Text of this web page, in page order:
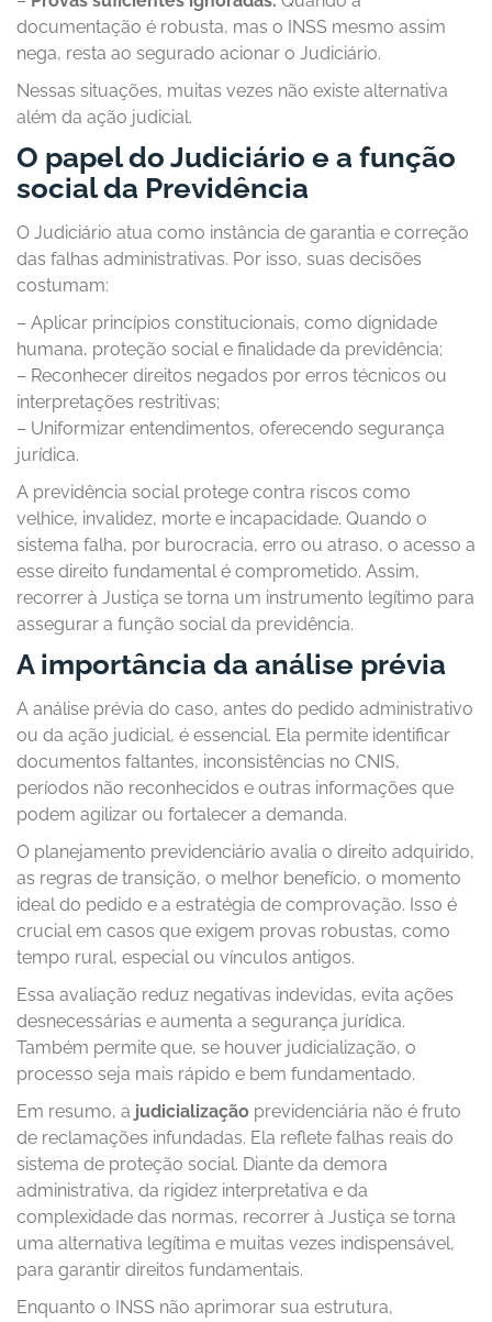
documentação é robusta, mas o INSS mesmo assim
nega, resta ao segurado acionar o Judiciário.
Nessas situações, muitas vezes não existe alternativa
além da ação judicial.
O papel do Judiciário e a função
social da Previdência
O Judiciário atua como instância de garantia e correção
das falhas administrativas. Por isso, suas decisões
costumam:
– Aplicar princípios constitucionais, como dignidade
humana, proteção social e finalidade da previdência;
– Reconhecer direitos negados por erros técnicos ou
interpretações restritivas;
– Uniformizar entendimentos, oferecendo segurança
jurídica.
A previdência social protege contra riscos como
velhice, invalidez, morte e incapacidade. Quando o
sistema falha, por burocracia, erro ou atraso, o acesso a
esse direito fundamental é comprometido. Assim,
recorrer à Justiça se torna um instrumento legítimo para
assegurar a função social da previdência.
A importância da análise prévia
A análise prévia do caso, antes do pedido administrativo
ou da ação judicial, é essencial. Ela permite identificar
documentos faltantes, inconsistências no CNIS,
períodos não reconhecidos e outras informações que
podem agilizar ou fortalecer a demanda.
O planejamento previdenciário avalia o direito adquirido,
as regras de transição, o melhor benefício, o momento
ideal do pedido e a estratégia de comprovação. Isso é
crucial em casos que exigem provas robustas, como
tempo rural, especial ou vínculos antigos.
Essa avaliação reduz negativas indevidas, evita ações
desnecessárias e aumenta a segurança jurídica.
Também permite que, se houver judicialização, o
processo seja mais rápido e bem fundamentado.
Em resumo, a judicialização previdenciária não é fruto
de reclamações infundadas. Ela reflete falhas reais do
sistema de proteção social. Diante da demora
administrativa, da rigidez interpretativa e da
complexidade das normas, recorrer à Justiça se torna
uma alternativa legítima e muitas vezes indispensável,
para garantir direitos fundamentais.
Enquanto o INSS não aprimorar sua estrutura,